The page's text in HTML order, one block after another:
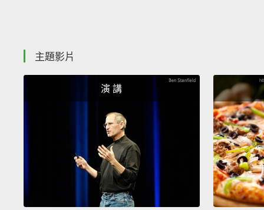
主題影片
演 講